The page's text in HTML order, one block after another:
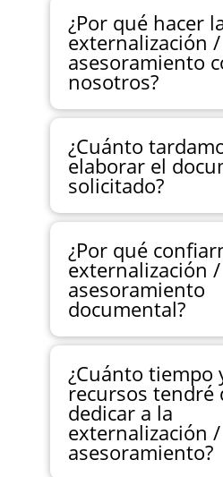
¿Por qué hacer
externalización /
asesoramiento
nosotros?
¿Cuánto
elaborar el
solicitado?
¿Por qué
externalización /
asesoramiento
documental?
¿Cuánto tiempo
recursos tendré
dedicar a la
externalización /
asesoramiento?